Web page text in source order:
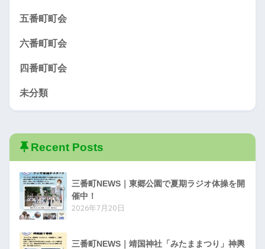
五番町町会
六番町町会
四番町町会
未分類
Recent Posts
三番町NEWS｜東郷公園で夏期ラジオ体操を開
催中！
2026年7月20日
三番町NEWS｜靖国神社「みたままつり」神輿